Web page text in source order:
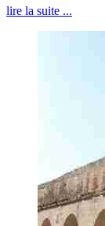
lire la suite ...